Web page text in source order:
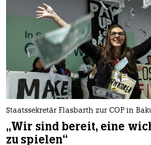
Staatssekretär Flasbarth zur COP in
„Wir sind bereit, eine
zu spielen“